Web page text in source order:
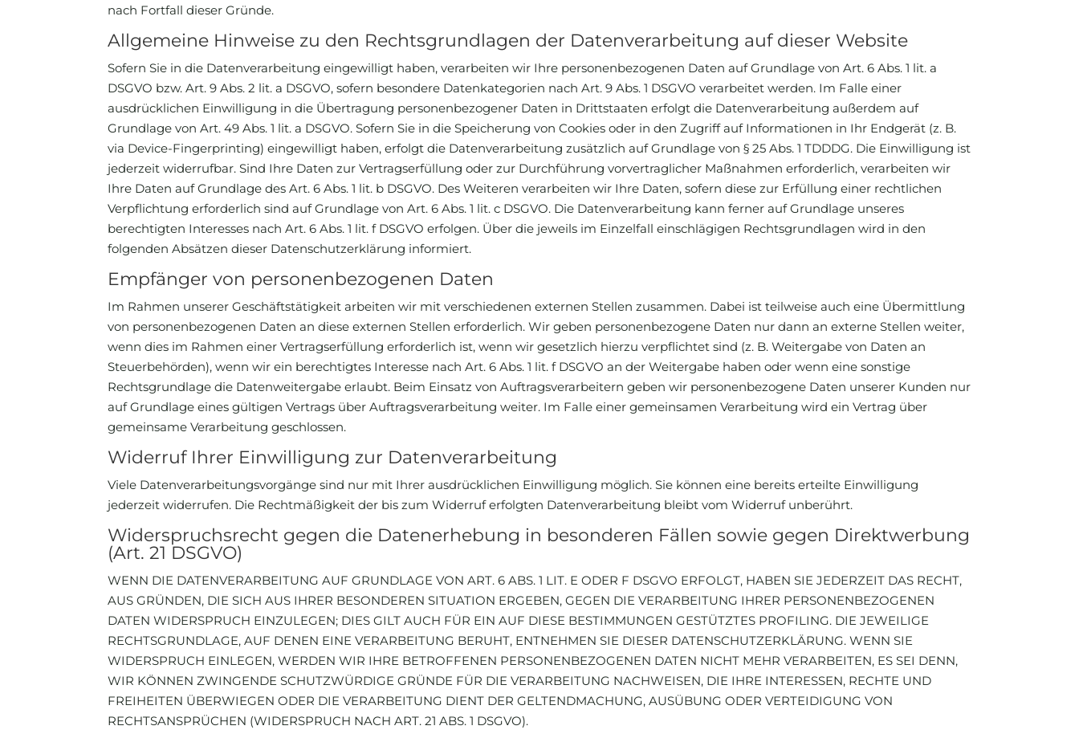
nach Fortfall dieser Gründe.
Allgemeine Hinweise zu den Rechtsgrundlagen der Datenverarbeitung auf dieser Website
Sofern Sie in die Datenverarbeitung eingewilligt haben, verarbeiten wir Ihre personenbezogenen Daten auf Grundlage von Art. 6 Abs. 1 lit. a
DSGVO bzw. Art. 9 Abs. 2 lit. a DSGVO, sofern besondere Datenkategorien nach Art. 9 Abs. 1 DSGVO verarbeitet werden. Im Falle einer
ausdrücklichen Einwilligung in die Übertragung personenbezogener Daten in Drittstaaten erfolgt die Datenverarbeitung außerdem auf
Grundlage von Art. 49 Abs. 1 lit. a DSGVO. Sofern Sie in die Speicherung von Cookies oder in den Zugriff auf Informationen in Ihr Endgerät (z. B.
via Device-Fingerprinting) eingewilligt haben, erfolgt die Datenverarbeitung zusätzlich auf Grundlage von § 25 Abs. 1 TDDDG. Die Einwilligung ist
jederzeit widerrufbar. Sind Ihre Daten zur Vertragserfüllung oder zur Durchführung vorvertraglicher Maßnahmen erforderlich, verarbeiten wir
Ihre Daten auf Grundlage des Art. 6 Abs. 1 lit. b DSGVO. Des Weiteren verarbeiten wir Ihre Daten, sofern diese zur Erfüllung einer rechtlichen
Verpflichtung erforderlich sind auf Grundlage von Art. 6 Abs. 1 lit. c DSGVO. Die Datenverarbeitung kann ferner auf Grundlage unseres
berechtigten Interesses nach Art. 6 Abs. 1 lit. f DSGVO erfolgen. Über die jeweils im Einzelfall einschlägigen Rechtsgrundlagen wird in den
folgenden Absätzen dieser Datenschutzerklärung informiert.
Empfänger von personenbezogenen Daten
Im Rahmen unserer Geschäftstätigkeit arbeiten wir mit verschiedenen externen Stellen zusammen. Dabei ist teilweise auch eine Übermittlung
von personenbezogenen Daten an diese externen Stellen erforderlich. Wir geben personenbezogene Daten nur dann an externe Stellen weiter,
wenn dies im Rahmen einer Vertragserfüllung erforderlich ist, wenn wir gesetzlich hierzu verpflichtet sind (z. B. Weitergabe von Daten an
Steuerbehörden), wenn wir ein berechtigtes Interesse nach Art. 6 Abs. 1 lit. f DSGVO an der Weitergabe haben oder wenn eine sonstige
Rechtsgrundlage die Datenweitergabe erlaubt. Beim Einsatz von Auftragsverarbeitern geben wir personenbezogene Daten unserer Kunden nur
auf Grundlage eines gültigen Vertrags über Auftragsverarbeitung weiter. Im Falle einer gemeinsamen Verarbeitung wird ein Vertrag über
gemeinsame Verarbeitung geschlossen.
Widerruf Ihrer Einwilligung zur Datenverarbeitung
Viele Datenverarbeitungsvorgänge sind nur mit Ihrer ausdrücklichen Einwilligung möglich. Sie können eine bereits erteilte Einwilligung
jederzeit widerrufen. Die Rechtmäßigkeit der bis zum Widerruf erfolgten Datenverarbeitung bleibt vom Widerruf unberührt.
Widerspruchsrecht gegen die Datenerhebung in besonderen Fällen sowie gegen Direktwerbung
(Art. 21 DSGVO)
WENN DIE DATENVERARBEITUNG AUF GRUNDLAGE VON ART. 6 ABS. 1 LIT. E ODER F DSGVO ERFOLGT, HABEN SIE JEDERZEIT DAS RECHT,
AUS GRÜNDEN, DIE SICH AUS IHRER BESONDEREN SITUATION ERGEBEN, GEGEN DIE VERARBEITUNG IHRER PERSONENBEZOGENEN
DATEN WIDERSPRUCH EINZULEGEN; DIES GILT AUCH FÜR EIN AUF DIESE BESTIMMUNGEN GESTÜTZTES PROFILING. DIE JEWEILIGE
RECHTSGRUNDLAGE, AUF DENEN EINE VERARBEITUNG BERUHT, ENTNEHMEN SIE DIESER DATENSCHUTZERKLÄRUNG. WENN SIE
WIDERSPRUCH EINLEGEN, WERDEN WIR IHRE BETROFFENEN PERSONENBEZOGENEN DATEN NICHT MEHR VERARBEITEN, ES SEI DENN,
WIR KÖNNEN ZWINGENDE SCHUTZWÜRDIGE GRÜNDE FÜR DIE VERARBEITUNG NACHWEISEN, DIE IHRE INTERESSEN, RECHTE UND
FREIHEITEN ÜBERWIEGEN ODER DIE VERARBEITUNG DIENT DER GELTENDMACHUNG, AUSÜBUNG ODER VERTEIDIGUNG VON
RECHTSANSPRÜCHEN (WIDERSPRUCH NACH ART. 21 ABS. 1 DSGVO).